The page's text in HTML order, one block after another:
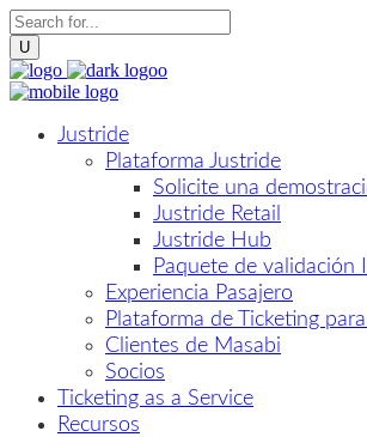
Justride
Plataforma Justride
Solicite una
Justride Retail
Justride Hub
Paquete de validación
Experiencia Pasajero
Plataforma de Ticketing
Clientes de Masabi
Socios
Ticketing as a Service
Recursos